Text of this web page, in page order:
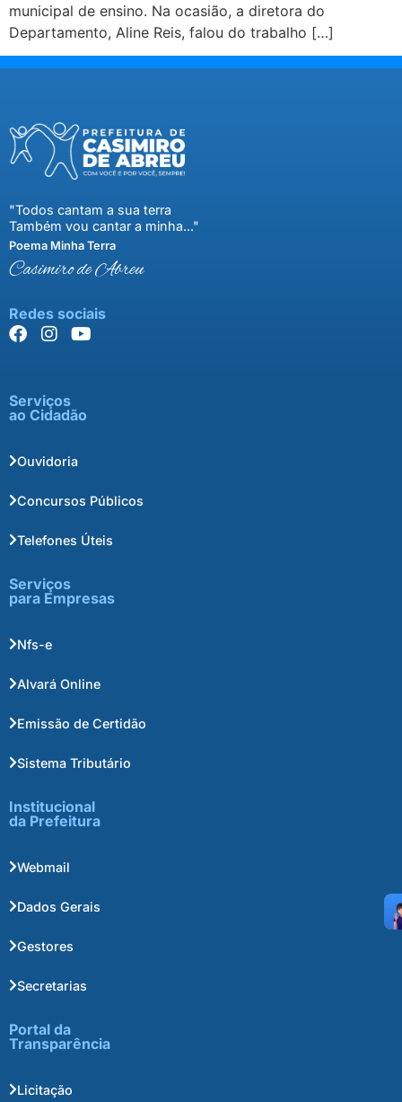
municipal de ensino. Na ocasião, a diretora do
Departamento, Aline Reis, falou do trabalho […]
"Todos cantam a sua terra
Também vou cantar a minha..."
Poema Minha Terra
Casimiro de Abreu
Redes sociais
Serviços
ao Cidadão
Ouvidoria
Concursos Públicos
Telefones Úteis
Serviços
para Empresas
Nfs-e
Alvará Online
Emissão de Certidão
Sistema Tributário
Institucional
da Prefeitura
Webmail
Dados Gerais
Gestores
Secretarias
Portal da
Transparência
Licitação